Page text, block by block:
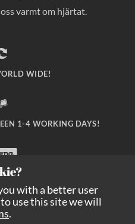
varmt om hjärtat.
WIDE!
1-4 WORKING DAYS!
KLARNA CHECKOUT!
with a better user
use this site we will
.